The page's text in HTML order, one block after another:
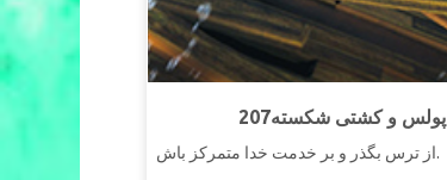
207پولس و کشتی شکسته
از ترس بگذر و بر خدمت خدا متمرکز باش.